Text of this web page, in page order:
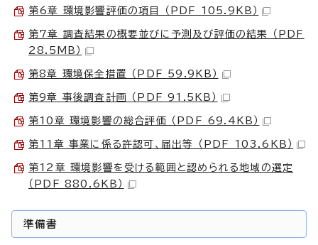
第6章 環境影響評価の項目 （PDF 105.9KB）
第7章 調査結果の概要並びに予測及び評価の結果 （PDF
28.5MB）
第8章 環境保全措置 （PDF 59.9KB）
第9章 事後調査計画 （PDF 91.5KB）
第10章 環境影響の総合評価 （PDF 69.4KB）
第11章 事業に係る許認可、届出等 （PDF 103.6KB）
第12章 環境影響を受ける範囲と認められる地域の選定
（PDF 880.6KB）
準備書